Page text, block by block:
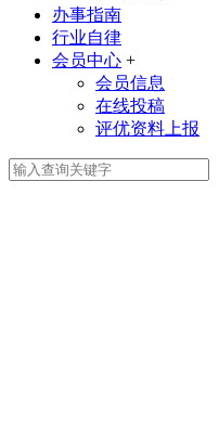
办事指南
行业自律
会员中心 +
会员信息
在线投稿
评优资料上报